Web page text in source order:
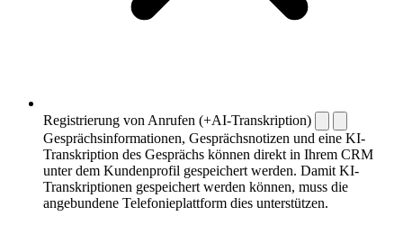
Registrierung von Anrufen (+AI-Transkription)
Gesprächsinformationen, Gesprächsnotizen und eine KI-
Transkription des Gesprächs können direkt in Ihrem CRM
unter dem Kundenprofil gespeichert werden. Damit KI-
Transkriptionen gespeichert werden können, muss die
angebundene Telefonieplattform dies unterstützen.